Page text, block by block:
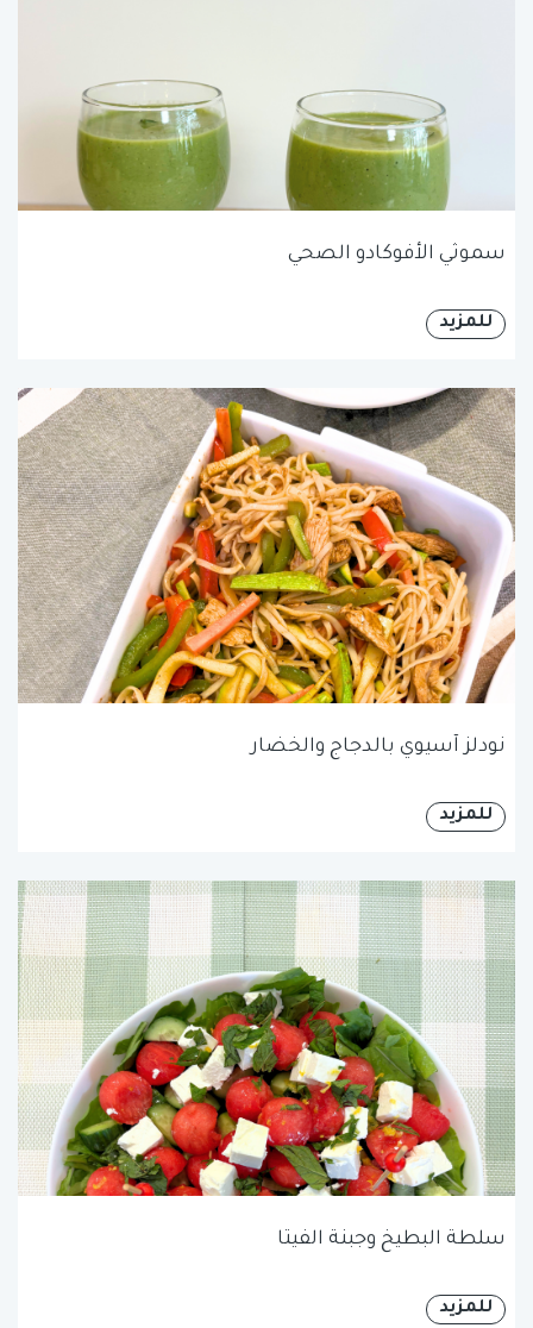
سموثي الأفوكادو الصحي
للمزيد
نودلز آسيوي بالدجاج والخضار
للمزيد
سلطة البطيخ وجبنة الفيتا
للمزيد